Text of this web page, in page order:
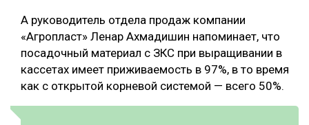
А руководитель отдела продаж компании
«Агропласт» Ленар Ахмадишин напоминает, что
посадочный материал с ЗКС при выращивании в
кассетах имеет приживаемость в 97%, в то время
как с открытой корневой системой — всего 50%.